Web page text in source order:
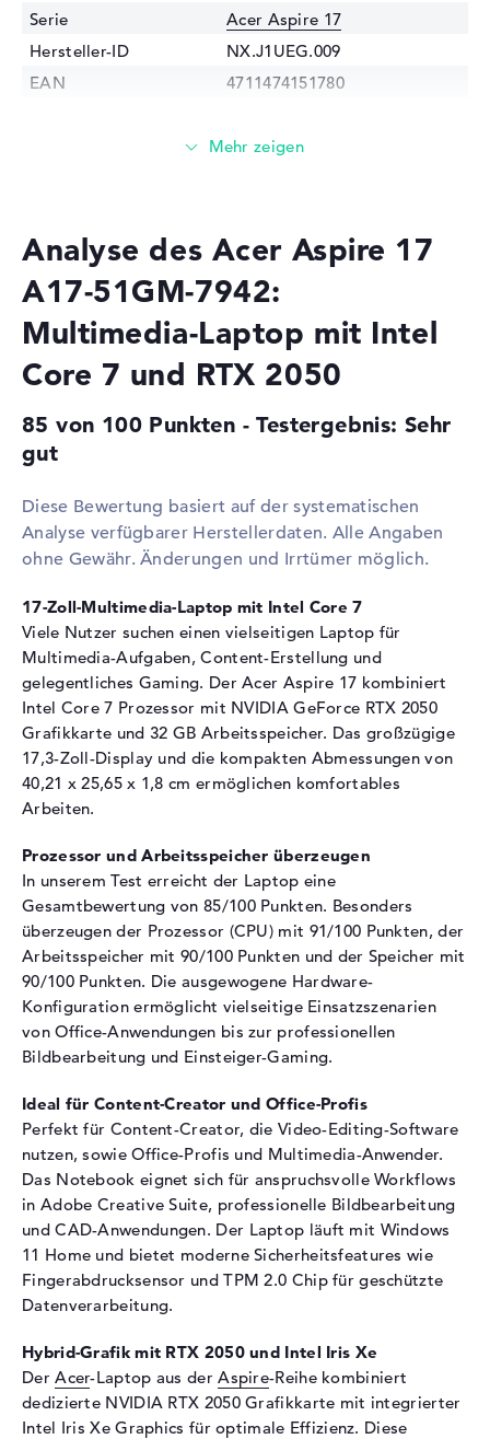
Serie
Acer Aspire 17
Hersteller-ID
NX.J1UEG.009
EAN
4711474151780
Intel Core 7 150U / 1,2 GHz
Cache
9.5 - 12 MB (L2/L3-Cache)
Grafikkarte
Grafikprozessor
NVIDIA GeForce RTX 2050
Videospeicher
4 GB
2. Grafikkarte
Intel Iris Xe Graphics G7 96
2. Steckplatz
16 GB
Installiert
32 GB
Festplatte
1 TB SSD
Schnittstelle
PCIe
Optische Speicher
Laufwerks-Typ
ohne Laufwerk
Display
Display-Typ
17,3" TFT
Auflösungstyp
Full-HD
Besonderheiten
Display, matt, LED-
Hintergrundbeleuchtung, IPS
Panel
Audio
Soundkarte
Acer Purified
Webcam
Eingabegeräte
Eingabegeräte
Multi-Touch-Trackpad,
Tastatur
Tastatur
Beleuchtet (hintergrund)
Netzwerk
WLAN
802.11a, 802.11ac, 802.11ax,
Bluetooth
Bluetooth 5.1
Erweiterung / Konnektivität
Schnittstellen
2 x USB 3.2 - Typ A, 1 x USB
Analyse des Acer Aspire 17
A17-51GM-7942:
Multimedia-Laptop mit Intel
Core 7 und RTX 2050
85 von 100 Punkten - Testergebnis: Sehr
gut
Diese Bewertung basiert auf der systematischen
Analyse verfügbarer Herstellerdaten. Alle Angaben
ohne Gewähr. Änderungen und Irrtümer möglich.
17-Zoll-Multimedia-Laptop mit Intel Core 7
Viele Nutzer suchen einen vielseitigen Laptop für
Multimedia-Aufgaben, Content-Erstellung und
gelegentliches Gaming. Der Acer Aspire 17 kombiniert
Intel Core 7 Prozessor mit NVIDIA GeForce RTX 2050
Grafikkarte und 32 GB Arbeitsspeicher. Das großzügige
17,3-Zoll-Display und die kompakten Abmessungen von
40,21 x 25,65 x 1,8 cm ermöglichen komfortables
Arbeiten.
Prozessor und Arbeitsspeicher überzeugen
In unserem Test erreicht der Laptop eine
Gesamtbewertung von 85/100 Punkten. Besonders
überzeugen der Prozessor (CPU) mit 91/100 Punkten, der
Arbeitsspeicher mit 90/100 Punkten und der Speicher mit
90/100 Punkten. Die ausgewogene Hardware-
Konfiguration ermöglicht vielseitige Einsatzszenarien
von Office-Anwendungen bis zur professionellen
Bildbearbeitung und Einsteiger-Gaming.
Ideal für Content-Creator und Office-Profis
Perfekt für Content-Creator, die Video-Editing-Software
nutzen, sowie Office-Profis und Multimedia-Anwender.
Das Notebook eignet sich für anspruchsvolle Workflows
in Adobe Creative Suite, professionelle Bildbearbeitung
und CAD-Anwendungen. Der Laptop läuft mit Windows
11 Home und bietet moderne Sicherheitsfeatures wie
Fingerabdrucksensor und TPM 2.0 Chip für geschützte
Datenverarbeitung.
Hybrid-Grafik mit RTX 2050 und Intel Iris Xe
DerAcer-Laptop aus derAspire-Reihe kombiniert
dedizierte NVIDIA RTX 2050 Grafikkarte mit integrierter
Intel Iris Xe Graphics für optimale Effizienz. Diese